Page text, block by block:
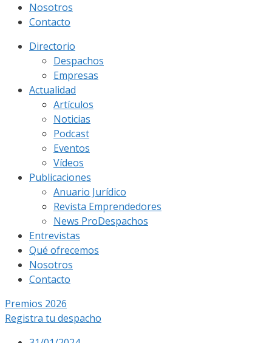
Nosotros
Contacto
Directorio
Despachos
Empresas
Actualidad
Artículos
Noticias
Podcast
Eventos
Vídeos
Publicaciones
Anuario Jurídico
Revista Emprendedores
News ProDespachos
Entrevistas
Qué ofrecemos
Nosotros
Contacto
Premios 2026
Registra tu despacho